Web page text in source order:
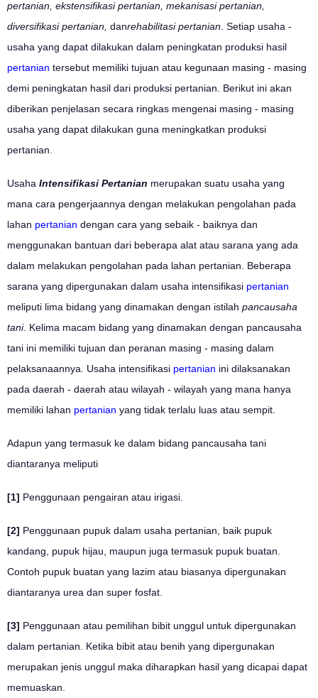
pertanian, ekstensifikasi pertanian, mekanisasi pertanian,
diversifikasi pertanian, danrehabilitasi pertanian . Setiap usaha -
usaha yang dapat dilakukan dalam peningkatan produksi hasil
pertanian tersebut memiliki tujuan atau kegunaan masing - masing
demi peningkatan hasil dari produksi pertanian. Berikut ini akan
diberikan penjelasan secara ringkas mengenai masing - masing
usaha yang dapat dilakukan guna meningkatkan produksi
pertanian.
Usaha Intensifikasi Pertanian merupakan suatu usaha yang
mana cara pengerjaannya dengan melakukan pengolahan pada
lahan pertanian dengan cara yang sebaik - baiknya dan
menggunakan bantuan dari beberapa alat atau sarana yang ada
dalam melakukan pengolahan pada lahan pertanian. Beberapa
sarana yang dipergunakan dalam usaha intensifikasi pertanian
meliputi lima bidang yang dinamakan dengan istilah pancausaha
tani. Kelima macam bidang yang dinamakan dengan pancausaha
tani ini memiliki tujuan dan peranan masing - masing dalam
pelaksanaannya. Usaha intensifikasi pertanian ini dilaksanakan
pada daerah - daerah atau wilayah - wilayah yang mana hanya
memiliki lahan pertanian yang tidak terlalu luas atau sempit.
Adapun yang termasuk ke dalam bidang pancausaha tani
diantaranya meliputi
[1] Penggunaan pengairan atau irigasi.
[2] Penggunaan pupuk dalam usaha pertanian, baik pupuk
kandang, pupuk hijau, maupun juga termasuk pupuk buatan.
Contoh pupuk buatan yang lazim atau biasanya dipergunakan
diantaranya urea dan super fosfat.
[3] Penggunaan atau pemilihan bibit unggul untuk dipergunakan
dalam pertanian. Ketika bibit atau benih yang dipergunakan
merupakan jenis unggul maka diharapkan hasil yang dicapai dapat
memuaskan.